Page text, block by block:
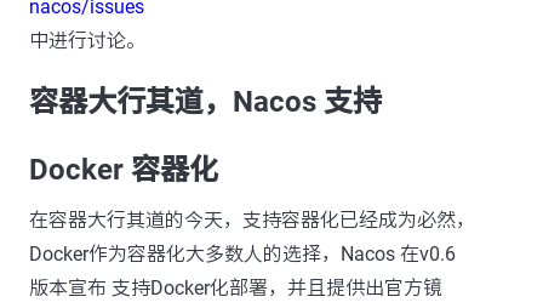
nacos/issues
中进行讨论。
容器大行其道，Nacos 支持
Docker 容器化
在容器大行其道的今天，支持容器化已经成为必然，
Docker作为容器化大多数人的选择，Nacos 在v0.6
版本宣布 支持Docker化部署，并且提供出官方镜